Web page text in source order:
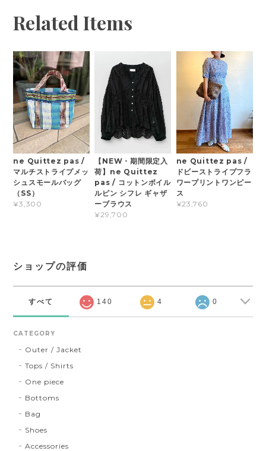
Related Items
ne Quittez pas /
マルチストライプメッ
シュスモールバッグ
（SS）
¥3,300
【NEW・期間限定入
荷】ne Quittez
pas / コットンボイル
ルピン シフレ ギャザ
ーブラウス
¥29,700
ne Quittez pas /
ドビーストライプフラ
ワープリントワンピー
ス
¥23,760
ショップの評価
すべて 140 4 0
CATEGORY
Outer / Jacket
Tops / Shirts
One piece
Bottoms
Bag
Shoes
Accessories